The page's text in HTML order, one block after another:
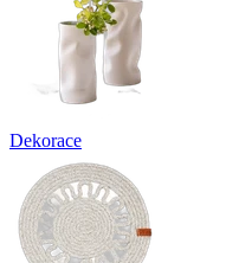
Dekorace